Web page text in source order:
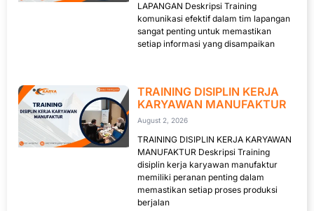
LAPANGAN Deskripsi Training
komunikasi efektif dalam tim lapangan
sangat penting untuk memastikan
setiap informasi yang disampaikan
TRAINING DISIPLIN KERJA
KARYAWAN MANUFAKTUR
August 2, 2026
TRAINING DISIPLIN KERJA KARYAWAN
MANUFAKTUR Deskripsi Training
disiplin kerja karyawan manufaktur
memiliki peranan penting dalam
memastikan setiap proses produksi
berjalan